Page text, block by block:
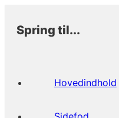
Spring til...
Hovedindhold